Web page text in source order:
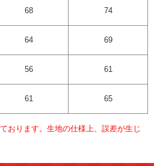
68 74
64 69
56 61
61 65
おります。生地の仕様上、誤差が生じ